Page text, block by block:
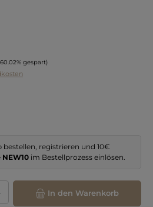
Preis: gespart)
registrieren und 10€
NEW10 im Bestellprozess einlösen.
Wert ein oder benutze die
In den Warenkorb